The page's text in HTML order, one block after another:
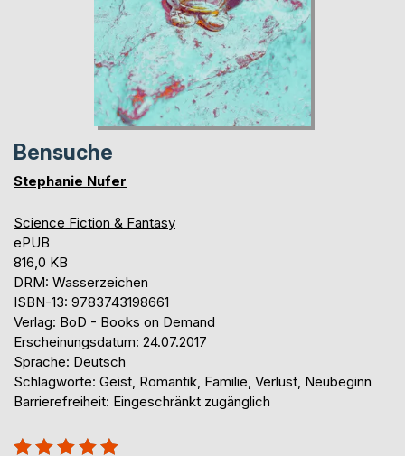
Bensuche
Stephanie Nufer
Science Fiction & Fantasy
ePUB
816,0 KB
DRM: Wasserzeichen
ISBN-13: 9783743198661
Verlag: BoD - Books on Demand
Erscheinungsdatum: 24.07.2017
Sprache: Deutsch
Schlagworte: Geist, Romantik, Familie, Verlust, Neubeginn
Barrierefreiheit: Eingeschränkt zugänglich
Bewertung::